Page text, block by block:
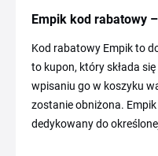
Empik kod rabatowy
Kod rabatowy Empik to
to kupon, który składa
wpisaniu go w koszyku
zostanie obniżona.
dedykowany do